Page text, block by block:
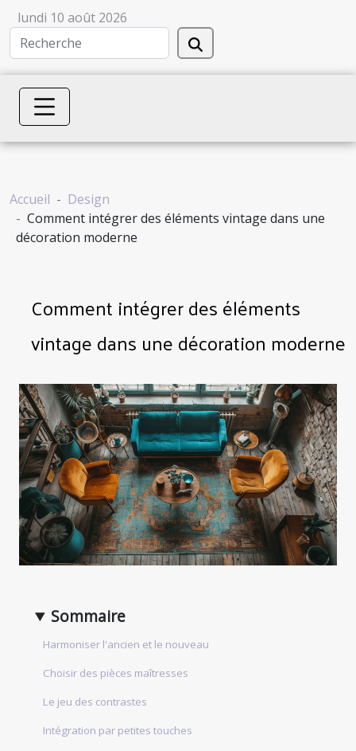
lundi 10 août 2026
Accueil
Design
Comment intégrer des éléments vintage dans une
décoration moderne
Comment intégrer des éléments
vintage dans une décoration moderne
Sommaire
Harmoniser l'ancien et le nouveau
Choisir des pièces maîtresses
Le jeu des contrastes
Intégration par petites touches